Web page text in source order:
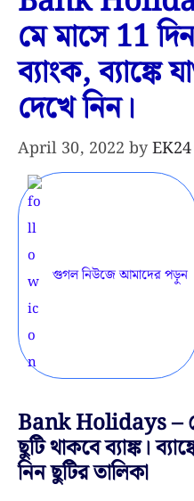
মে মাসে 11
ব্যাংক, ব্যাঙ্কে
দেখে নিন।
April 30, 2022 by
গুগল নিউজে আমাদের পড়ুন
Bank Holidays –
ছুটি থাকবে ব্যাঙ্ক।
নিন ছুটির তালিকা